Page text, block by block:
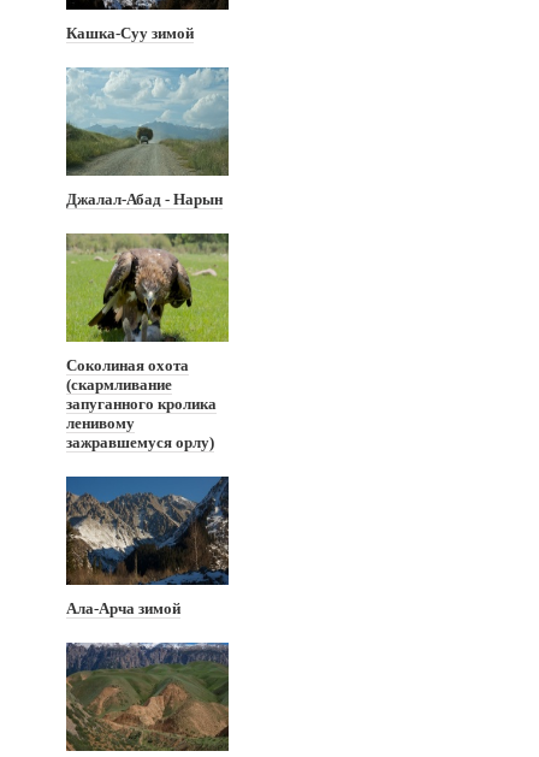
Кашка-Суу зимой
Джалал-Абад - Нарын
Соколиная охота
(скармливание
запуганного кролика
ленивому
зажравшемуся орлу)
Ала-Арча зимой